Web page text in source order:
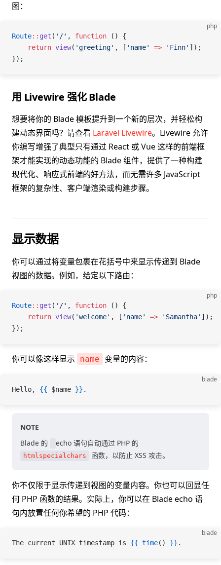
图：
php
Route:: get ( '/' , function () {
    return
view( 'greeting' , [ 'name' => 'Finn' ]);
});
用 Livewire 强化 Blade
想要将你的 Blade 模板提升到一个新的层次，并轻松构
建动态界面吗？请查看 Laravel Livewire。Livewire 允许
你编写增强了典型只有通过 React 或 Vue 这样的前端框
架才能实现的动态功能的 Blade 组件，提供了一种构建
现代化、响应式前端的好方法，而无需许多 JavaScript
框架的复杂性、客户端渲染或构建步骤。
显示数据
你可以通过将变量包裹在花括号中来显示传递到 Blade
视图的数据。例如，给定以下路由：
php
Route:: get ( '/' , function () {
    return
view( 'welcome' , [ 'name' => 'Samantha' ]);
});
你可以像这样显示 name 变量的内容：
blade
Hello, {{ $name }} .
NOTE
Blade 的
echo 语句自动通过 PHP 的
htmlspecialchars 函数，以防止 XSS 攻击。
你不仅限于显示传递到视图的变量内容。你也可以回显任
何 PHP 函数的结果。实际上，你可以在 Blade echo 语
句内放置任何你希望的 PHP 代码：
blade
The current UNIX timestamp is {{ time() }} .